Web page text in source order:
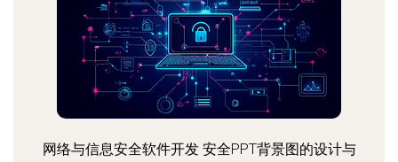
网络与信息安全软件开发 安全PPT背景图的设计与